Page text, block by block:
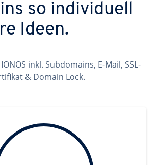
so individuell
Ideen.
inkl. Subdomains, E-Mail, SSL-
& Domain Lock.